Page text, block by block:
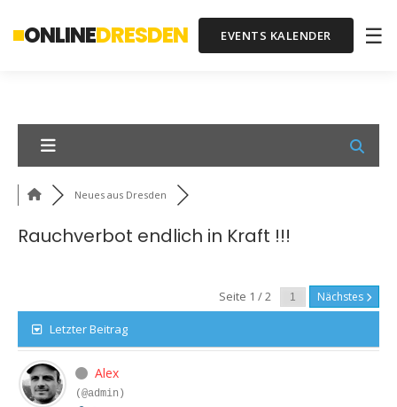
ONLINEDRESDEN EVENTS KALENDER ☰
Neues aus Dresden
Rauchverbot endlich in Kraft !!!
Seite 1 / 2 Nächstes
Letzter Beitrag
Alex
(@admin)